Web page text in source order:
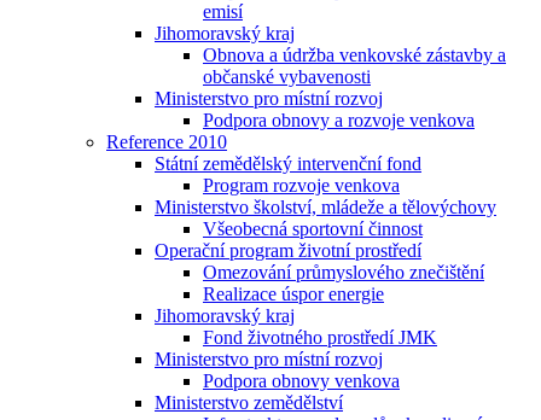
emisí
Jihomoravský kraj
Obnova a údržba venkovské zástavby a
občanské vybavenosti
Ministerstvo pro místní rozvoj
Podpora obnovy a rozvoje venkova
Reference 2010
Státní zemědělský intervenční fond
Program rozvoje venkova
Ministerstvo školství, mládeže a tělovýchovy
Všeobecná sportovní činnost
Operační program životní prostředí
Omezování průmyslového znečištění
Realizace úspor energie
Jihomoravský kraj
Fond životného prostředí JMK
Ministerstvo pro místní rozvoj
Podpora obnovy venkova
Ministerstvo zemědělství